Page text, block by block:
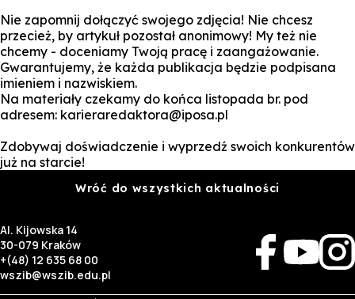
Nie zapomnij dołączyć swojego zdjęcia! Nie chcesz
przecież, by artykuł pozostał anonimowy! My też nie
chcemy - doceniamy Twoją pracę i zaangażowanie.
Gwarantujemy, że każda publikacja będzie podpisana
imieniem i nazwiskiem.
Na materiały czekamy do końca listopada br. pod
adresem: karieraredaktora@iposa.pl
Zdobywaj doświadczenie i wyprzedź swoich konkurentów
już na starcie!
Wróć do wszystkich aktualności
Al. Kijowska 14
30-079 Kraków
+(48) 12 635 68 00
wszib@wszib.edu.pl